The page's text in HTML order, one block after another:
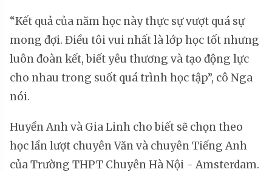
“Kết quả của năm học này thực sự vượt quá sự
mong đợi. Điều tôi vui nhất là lớp học tốt nhưng
luôn đoàn kết, biết yêu thương và tạo động lực
cho nhau trong suốt quá trình học tập”, cô Nga
nói.
Huyền Anh và Gia Linh cho biết sẽ chọn theo
học lần lượt chuyên Văn và chuyên Tiếng Anh
của Trường THPT Chuyên Hà Nội - Amsterdam.